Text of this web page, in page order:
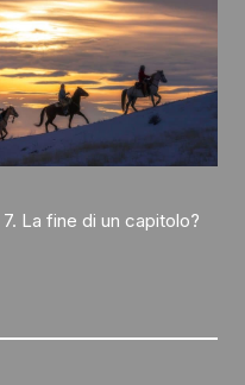
La fine di un capitolo?